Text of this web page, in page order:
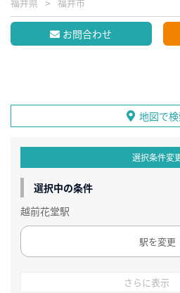
お問合わせ
地図で
選択条件変
選択中の条件
越前花堂駅
駅を変更
さらに表示